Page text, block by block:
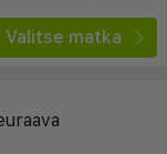
Valitse matka